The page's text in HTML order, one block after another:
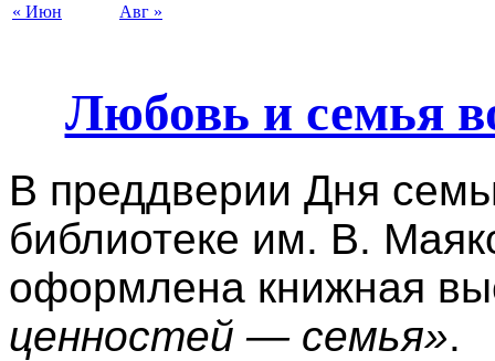
« Июн Авг »
Любовь и семья
В преддверии Дня
библиотеке им. В.
оформлена книжная
ценностей — семья».